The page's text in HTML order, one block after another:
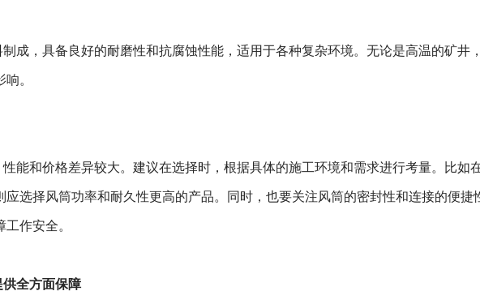
成，具备良好的耐磨性和抗腐蚀性能，适用于各种复杂环境。无论是高温的矿井
。
能和价格差异较大。建议在选择时，根据具体的施工环境和需求进行考量。比如
应选择风筒功率和耐久性更高的产品。同时，也要关注风筒的密封性和连接的便
作安全。
全方面保障